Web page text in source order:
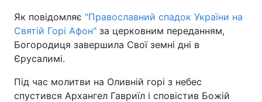
Війна
Україна
Світ
Як повідомляє "Православний спадок України на
Святій Горі Афон" за церковним переданням,
Богородиця завершила Свої земні дні в
Єрусалимі.
Під час молитви на Оливній горі з небес
спустився Архангел Гавриїл і сповістив Божій